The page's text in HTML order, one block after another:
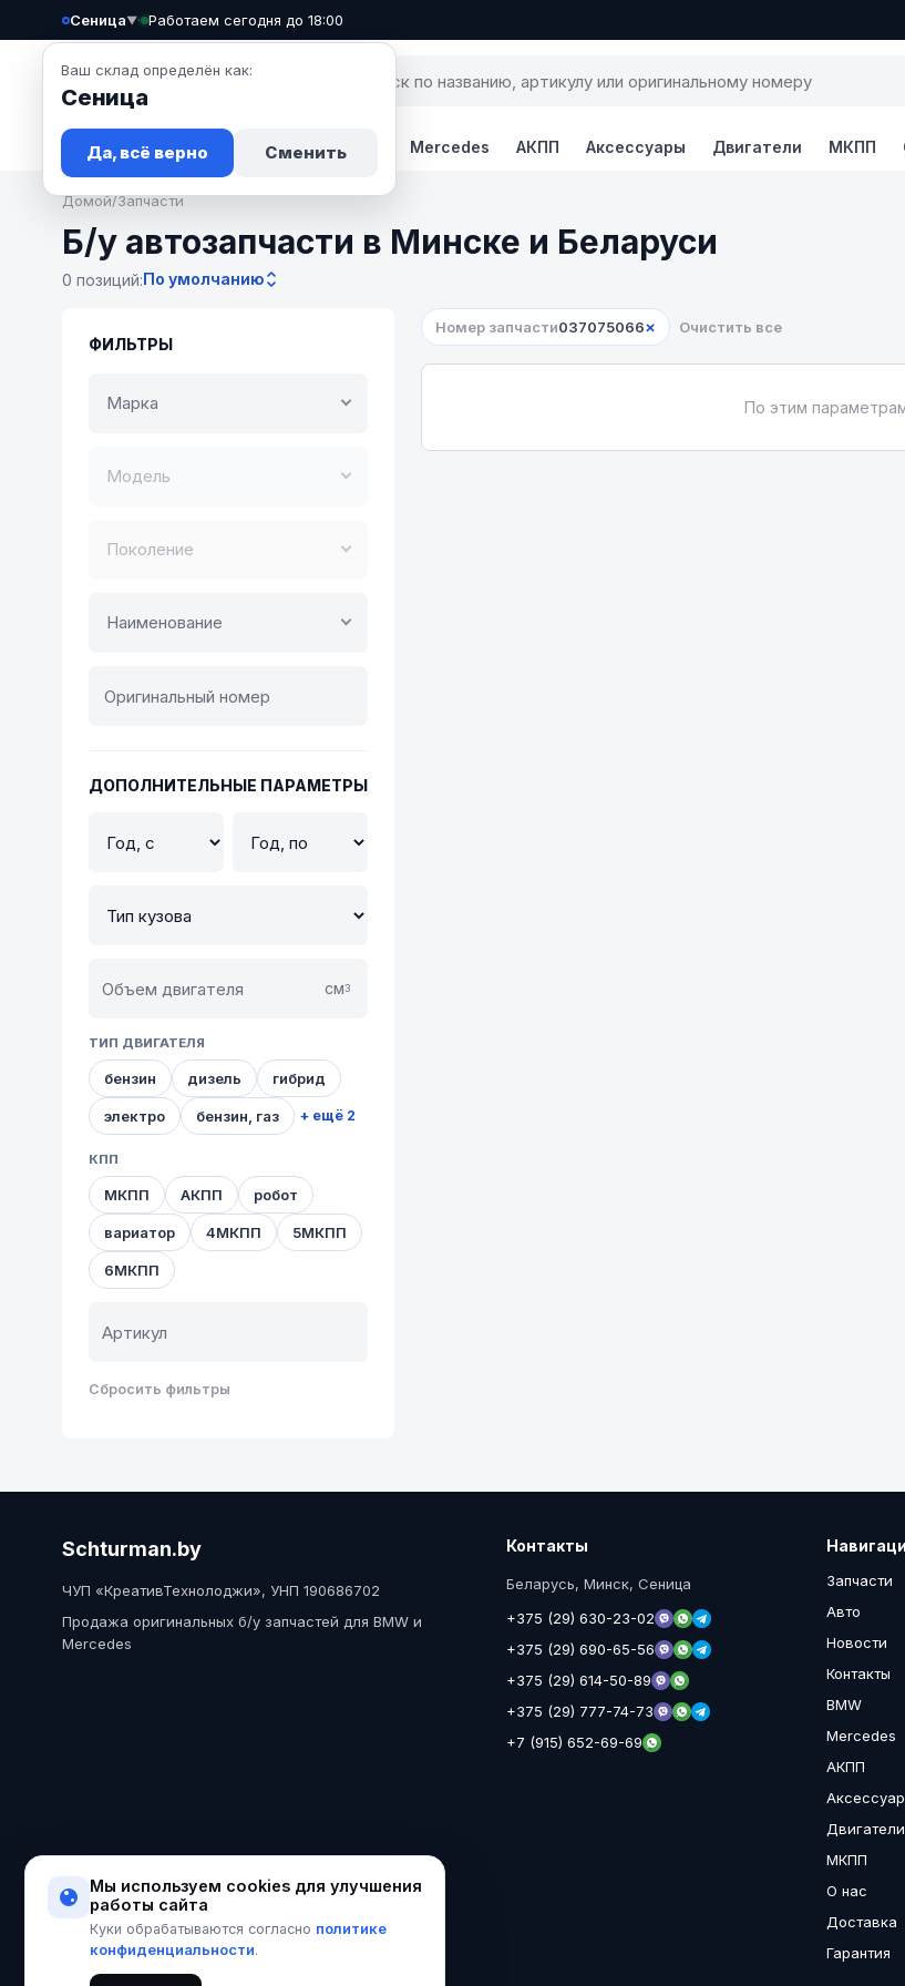
Сеница▼
Ваш склад определён как:
Сеница
Да, всё верно Сменить
· Работаем сегодня до 18:00
Запчасти Авто Новости Mercedes АКПП Аксессуары Двигатели МКПП
Домой/Запчасти
Б/у автозапчасти в Минске и Беларуси
0 позиций:По умолчанию
ФИЛЬТРЫ
Марка
Модель
Поколение
Наименование
ДОПОЛНИТЕЛЬНЫЕ ПАРАМЕТРЫ
см3
ТИП ДВИГАТЕЛЯ
бензин дизель гибрид
электро бензин, газ + ещё 2
КПП
МКПП АКПП робот
вариатор 4МКПП 5МКПП
6МКПП
Сбросить фильтры
Номер запчасти037075066× Очистить все
По этим
Schturman.by
ЧУП «КреативТехнолоджи», УНП 190686702
Продажа оригинальных б/у запчастей для BMW и
Mercedes
Контакты
Беларусь, Минск, Сеница
+375 (29) 630-23-02
+375 (29) 690-65-56
+375 (29) 614-50-89
+375 (29) 777-74-73
+7 (915) 652-69-69
Запчасти
Авто
Новости
Контакты
BMW
Mercedes
АКПП
Двигатели
МКПП
О нас
Доставка
Гарантия
Мы используем cookies для улучшения
работы сайта
Куки обрабатываются согласно политике
конфиденциальности.